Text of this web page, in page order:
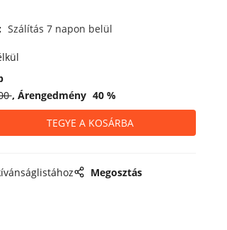
Szálítás 7 napon belül
Árengedmény 40%
Megosztás